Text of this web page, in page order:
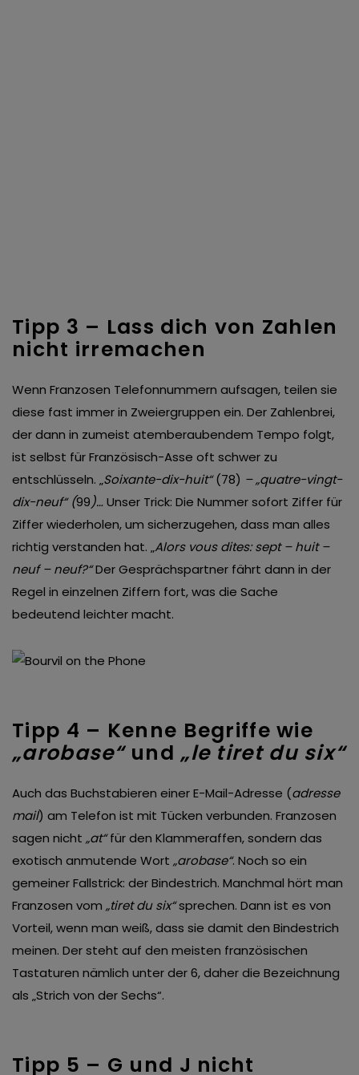
Tipp 3 – Lass dich von Zahlen
nicht irremachen
Wenn Franzosen Telefonnummern aufsagen, teilen sie
diese fast immer in Zweiergruppen ein. Der Zahlenbrei,
der dann in zumeist atemberaubendem Tempo folgt,
ist selbst für Französisch-Asse oft schwer zu
entschlüsseln. „Soixante-dix-huit“(78) – „quatre-vingt-
dix-neuf“ (99)… Unser Trick: Die Nummer sofort Ziffer für
Ziffer wiederholen, um sicherzugehen, dass man alles
richtig verstanden hat. „Alors vous dites: sept – huit –
neuf – neuf?“Der Gesprächspartner fährt dann in der
Regel in einzelnen Ziffern fort, was die Sache
bedeutend leichter macht.
Tipp 4 – Kenne Begriffe wie
„arobase“und„le tiret du six“
Auch das Buchstabieren einer E-Mail-Adresse (adresse
mail) am Telefon ist mit Tücken verbunden. Franzosen
sagen nicht „at“für den Klammeraffen, sondern das
exotisch anmutende Wort „arobase“. Noch so ein
gemeiner Fallstrick: der Bindestrich. Manchmal hört man
Franzosen vom „tiret du six“sprechen. Dann ist es von
Vorteil, wenn man weiß, dass sie damit den Bindestrich
meinen. Der steht auf den meisten französischen
Tastaturen nämlich unter der 6, daher die Bezeichnung
als „Strich von der Sechs“.
Tipp 5 – G und J nicht